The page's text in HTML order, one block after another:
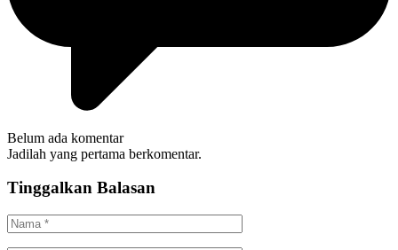
Belum ada komentar
Jadilah yang pertama berkomentar.
Tinggalkan Balasan